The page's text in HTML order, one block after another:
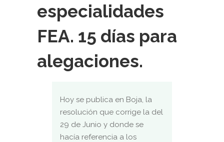
especialidades
FEA. 15 días para
alegaciones.
Hoy se publica en Boja, la
resolución que corrige la del
29 de Junio y donde se
hacía referencia a los